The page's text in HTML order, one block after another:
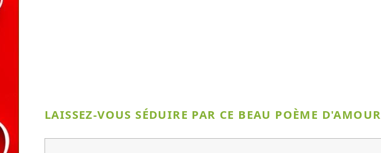
LAISSEZ-VOUS SÉDUIRE PAR CE BEAU POÈME D'AMOUR